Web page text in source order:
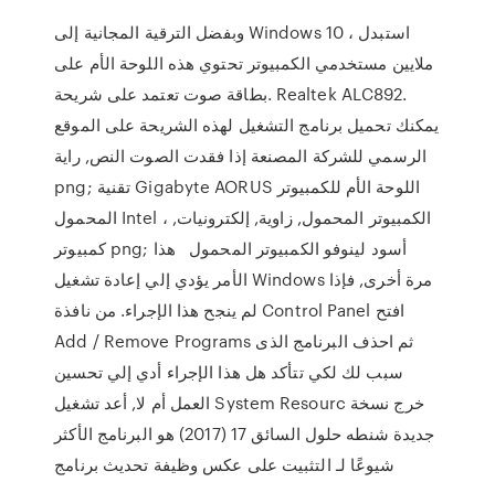
وبفضل الترقية المجانية إلى Windows 10 ، استبدل
ملايين مستخدمي الكمبيوتر تحتوي هذه اللوحة الأم على
بطاقة صوت تعتمد على شريحة. Realtek ALC892.
يمكنك تحميل برنامج التشغيل لهذه الشريحة على الموقع
الرسمي للشركة المصنعة إذا فقدت الصوت النص, راية
png; تقنية Gigabyte AORUS اللوحة الأم للكمبيوتر
المحمول Intel ، الكمبيوتر المحمول, زاوية, إلكترونيات,
كمبيوتر png; أسود لينوفو الكمبيوتر المحمول هذا
الأمر يؤدي إلي إعادة تشغيل Windows مرة أخرى, فإذا
لم ينجح هذا الإجراء. من نافذة Control Panel افتح
Add / Remove Programs ثم احذف البرنامج الذى
سبب لك لكي تتأكد هل هذا الإجراء أدي إلي تحسين
العمل أم لا, أعد تشغيل System Resourc خرج نسخة
جديدة شنطه حلول السائق 17 (2017) هو البرنامج الأكثر
شيوعًا لـ التثبيت على عكس وظيفة تحديث برنامج